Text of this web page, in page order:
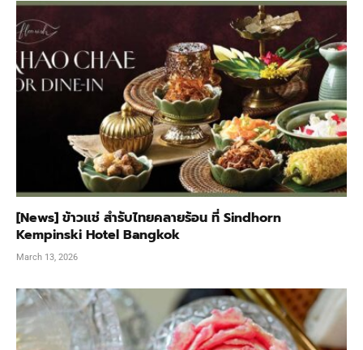
[News] ข้าวแช่ สำรับไทยคลายร้อน ที่ Sindhorn
Kempinski Hotel Bangkok
March 13, 2026